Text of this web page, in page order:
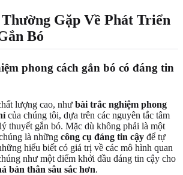
Gặp Về Phát Triển
Bó
phong cách gắn bó có đáng tin
lượng cao, như bài trắc nghiệm phong
của chúng tôi, dựa trên các nguyên tắc tâm
thuyết gắn bó. Mặc dù không phải là một
là những công cụ đáng tin cậy để tự
hiểu biết có giá trị về các mô hình quan
như một điểm khởi đầu đáng tin cậy cho
bản thân sâu sắc hơn.